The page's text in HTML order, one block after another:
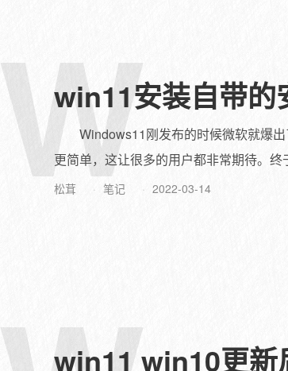
W
win11安装自带的
Windows11刚发布的时候微软就爆出
更简单，这让很多的用户都非常期待。终
松茸 笔记 2022-03-14
win11 win10更新